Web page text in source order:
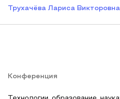
Трухачёва Лариса Викторовна
Конференция